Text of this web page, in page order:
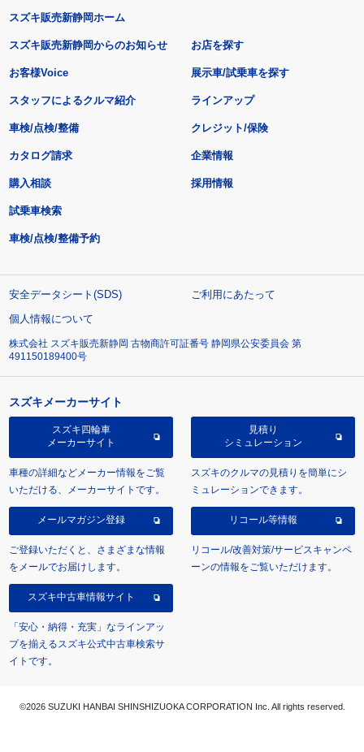
スズキ販売新静岡ホーム
スズキ販売新静岡からのお知らせ
お客様Voice
スタッフによるクルマ紹介
お店を探す
展示車/試乗車を探す
ラインアップ
車検/点検/整備 クレジット/保険
カタログ請求
購入相談
試乗車検索
車検/点検/整備予約
企業情報
採用情報
安全データシート(SDS)
ご利用にあたって
個人情報について
株式会社 スズキ販売新静岡 古物商許可証番号 静岡県公安委員会 第
491150189400号
スズキメーカーサイト
スズキ四輪車
メーカーサイト
車種の詳細などメーカー情報をご覧
いただける、メーカーサイトです。
見積り
シミュレーション
スズキのクルマの見積りを簡単にシ
ミュレーションできます。
メールマガジン登録
ご登録いただくと、さまざまな情報
をメールでお届けします。
リコール等情報
リコール/改善対策/サービスキャンペ
ーンの情報をご覧いただけます。
スズキ中古車情報サイト
「安心・納得・充実」なラインアッ
プを揃えるスズキ公式中古車検索サ
イトです。
©2026 SUZUKI HANBAI SHINSHIZUOKA CORPORATION Inc. All rights reserved.